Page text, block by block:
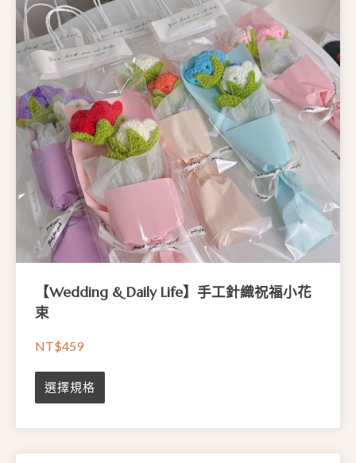
【Wedding & Daily Life】手工針織祝福小花
束
NT$459
選擇規格
產
品